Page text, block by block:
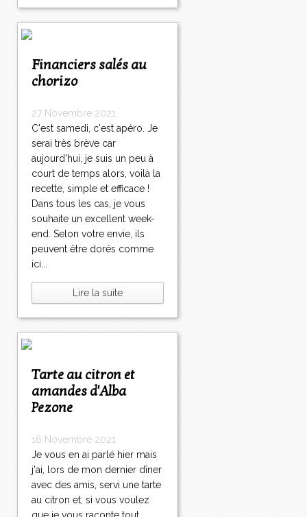
Financiers salés au
chorizo
27 Novembre 2021
C'est samedi, c'est apéro. Je
serai très brève car
aujourd'hui, je suis un peu à
court de temps alors, voilà la
recette, simple et efficace !
Dans tous les cas, je vous
souhaite un excellent week-
end. Selon votre envie, ils
peuvent être dorés comme
ici...
Lire la suite
Tarte au citron et
amandes d'Alba
Pezone
16 Novembre 2021
Je vous en ai parlé hier mais
j'ai, lors de mon dernier dîner
avec des amis, servi une tarte
au citron et, si vous voulez